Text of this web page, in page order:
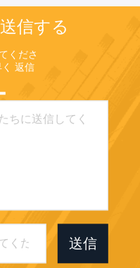
信する
くださ
く 返信
送信